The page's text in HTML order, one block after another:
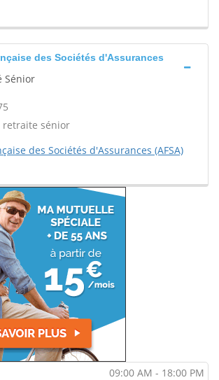
des Sociétés d'Assurances
Sénior
retraite sénior
des Sociétés d'Assurances (AFSA)
09:00 AM - 18:00 PM